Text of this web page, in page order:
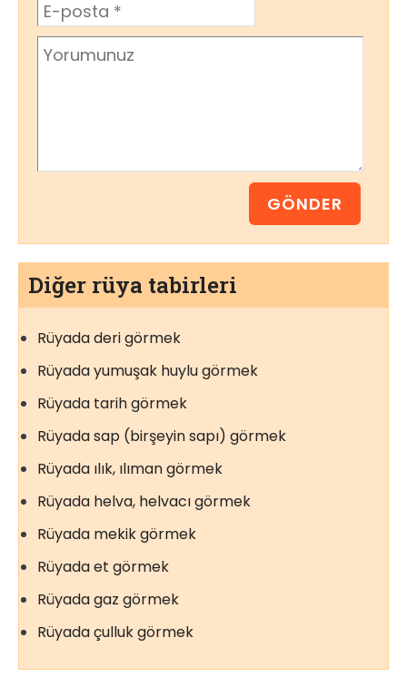
Diğer rüya tabirleri
Rüyada deri görmek
Rüyada yumuşak huylu görmek
Rüyada tarih görmek
Rüyada sap (birşeyin sapı) görmek
Rüyada ılık, ılıman görmek
Rüyada helva, helvacı görmek
Rüyada mekik görmek
Rüyada et görmek
Rüyada gaz görmek
Rüyada çulluk görmek